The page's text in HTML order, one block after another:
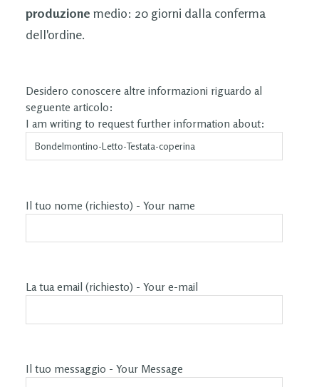
produzione medio: 20 giorni dalla conferma
dell'ordine.
Desidero conoscere altre informazioni riguardo al
seguente articolo:
I am writing to request further information about:
Il tuo nome (richiesto) - Your name
La tua email (richiesto) - Your e-mail
Il tuo messaggio - Your Message